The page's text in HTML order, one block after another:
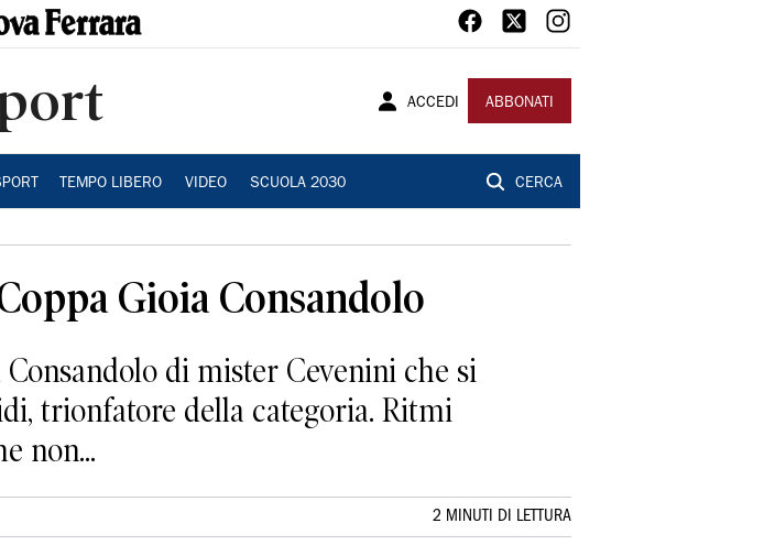
ACCEDI ABBONATI
TEMPO LIBERO VIDEO SCUOLA 2030 CERCA
Gioia Consandolo
di mister Cevenini che si
trionfatore della categoria. Ritmi
non...
2 MINUTI DI LETTURA